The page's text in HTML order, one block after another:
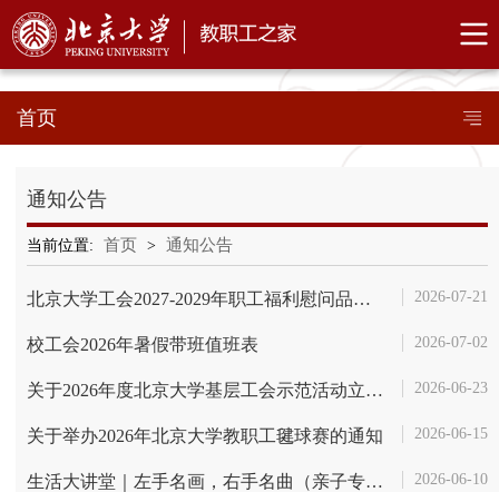
首页
通知公告
当前位置: 首页 > 通知公告
北京大学工会2027-2029年职工福利慰问品电商平台采购项目招标公告 2026-07-21
校工会2026年暑假带班值班表 2026-07-02
关于2026年度北京大学基层工会示范活动立项预评结果的通知 2026-06-23
关于举办2026年北京大学教职工毽球赛的通知 2026-06-15
生活大讲堂｜左手名画，右手名曲（亲子专场） 2026-06-10